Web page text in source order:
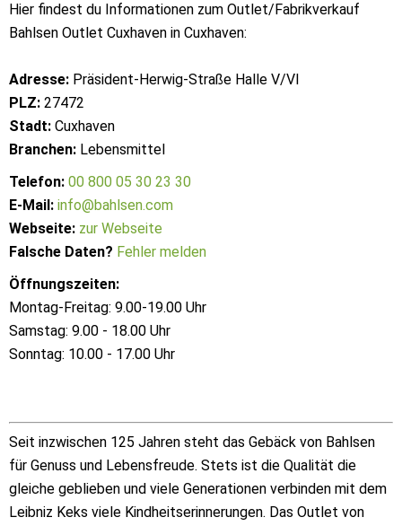
Hier findest du Informationen zum Outlet/Fabrikverkauf
Bahlsen Outlet Cuxhaven in Cuxhaven:
Adresse: Präsident-Herwig-Straße Halle V/VI
PLZ: 27472
Stadt: Cuxhaven
Branchen: Lebensmittel
Telefon: 00 800 05 30 23 30
E-Mail: info@bahlsen.com
Webseite: zur Webseite
Falsche Daten? Fehler melden
Öffnungszeiten:
Montag-Freitag: 9.00-19.00 Uhr
Samstag: 9.00 - 18.00 Uhr
Sonntag: 10.00 - 17.00 Uhr
Seit inzwischen 125 Jahren steht das Gebäck von Bahlsen
für Genuss und Lebensfreude. Stets ist die Qualität die
gleiche geblieben und viele Generationen verbinden mit dem
Leibniz Keks viele Kindheitserinnerungen. Das Outlet von